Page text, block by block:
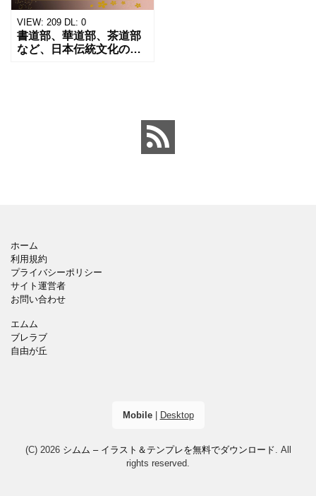
VIEW: 209 DL: 0
書道部、華道部、茶道部
など、日本伝統文化のク
ホーム
利用規約
プライバシーポリシー
サイト運営者
お問い合わせ
エムム
ブレラブ
自由が丘
Mobile| Desktop
(C) 2026 シムム – イラスト＆テンプレを無料でダウンロード . All
rights reserved.